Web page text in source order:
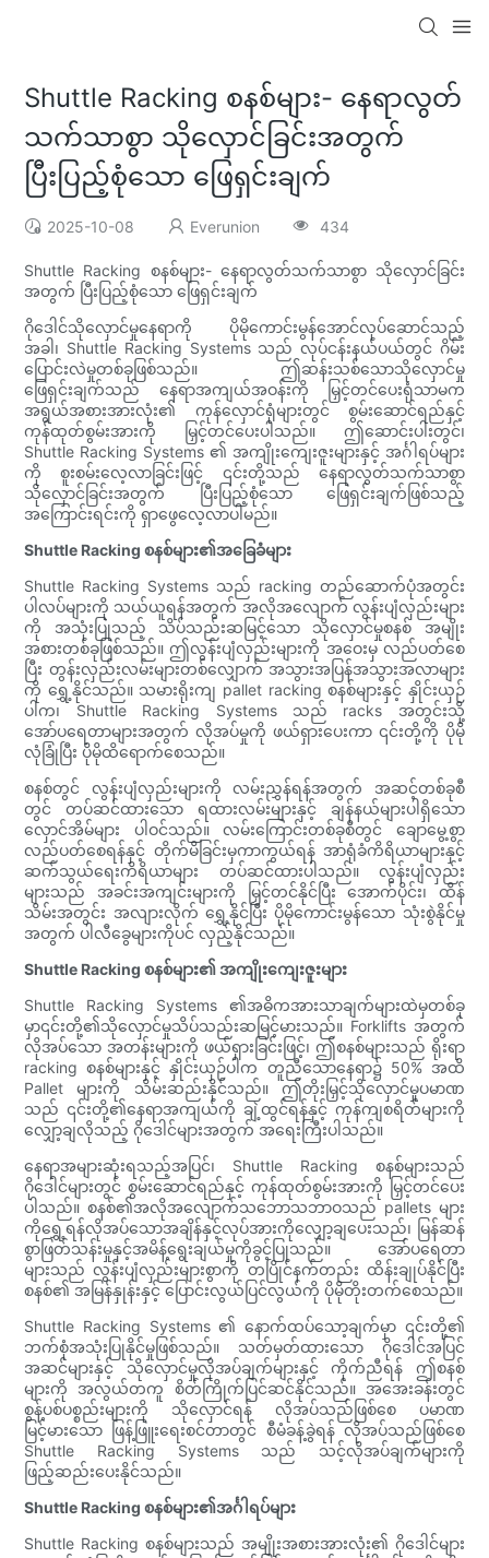
Shuttle Racking စနစ်များ- နေရာလွတ်
သက်သာစွာ သိုလှောင်ခြင်းအတွက်
ပြီးပြည့်စုံသော ဖြေရှင်းချက်
2025-10-08 Everunion 434
Shuttle Racking စနစ်များ- နေရာလွတ်သက်သာစွာ သိုလှောင်ခြင်း
အတွက် ပြီးပြည့်စုံသော ဖြေရှင်းချက်
ဂိုဒေါင်သိုလှောင်မှုနေရာကို ပိုမိုကောင်းမွန်အောင်လုပ်ဆောင်သည့်
အခါ၊ Shuttle Racking Systems သည် လုပ်ငန်းနယ်ပယ်တွင် ဂိမ်း
ပြောင်းလဲမှုတစ်ခုဖြစ်သည်။ ဤဆန်းသစ်သောသိုလှောင်မှု
ဖြေရှင်းချက်သည် နေရာအကျယ်အဝန်းကို မြှင့်တင်ပေးရုံသာမက
အရွယ်အစားအားလုံး၏ ကုန်လှောင်ရုံများတွင် စွမ်းဆောင်ရည်နှင့်
ကုန်ထုတ်စွမ်းအားကို မြှင့်တင်ပေးပါသည်။ ဤဆောင်းပါးတွင်၊
Shuttle Racking Systems ၏ အကျိုးကျေးဇူးများနှင့် အင်္ဂါရပ်များ
ကို စူးစမ်းလေ့လာခြင်းဖြင့် ၎င်းတို့သည် နေရာလွတ်သက်သာစွာ
သိုလှောင်ခြင်းအတွက် ပြီးပြည့်စုံသော ဖြေရှင်းချက်ဖြစ်သည့်
အကြောင်းရင်းကို ရှာဖွေလေ့လာပါမည်။
Shuttle Racking စနစ်များ၏အခြေခံများ
Shuttle Racking Systems သည် racking တည်ဆောက်ပုံအတွင်း
ပါလပ်များကို သယ်ယူရန်အတွက် အလိုအလျောက် လွန်းပျံလှည်းများ
ကို အသုံးပြုသည့် သိပ်သည်းဆမြင့်သော သိုလှောင်မှုစနစ် အမျိုး
အစားတစ်ခုဖြစ်သည်။ ဤလွန်းပျံလှည်းများကို အဝေးမှ လည်ပတ်စေ
ပြီး တွန်းလှည်းလမ်းများတစ်လျှောက် အသွားအပြန်အသွားအလာများ
ကို ရွှေ့နိုင်သည်။ သမားရိုးကျ pallet racking စနစ်များနှင့် နှိုင်းယှဉ်
ပါက၊ Shuttle Racking Systems သည် racks အတွင်းသို့
အော်ပရေတာများအတွက် လိုအပ်မှုကို ဖယ်ရှားပေးကာ ၎င်းတို့ကို ပိုမို
လုံခြုံပြီး ပိုမိုထိရောက်စေသည်။
စနစ်တွင် လွန်းပျံလှည်းများကို လမ်းညွှန်ရန်အတွက် အဆင့်တစ်ခုစီ
တွင် တပ်ဆင်ထားသော ရထားလမ်းများနှင့် ချန်နယ်များပါရှိသော
လှောင်အိမ်များ ပါဝင်သည်။ လမ်းကြောင်းတစ်ခုစီတွင် ချောမွေ့စွာ
လည်ပတ်စေရန်နှင့် တိုက်မိခြင်းမှကာကွယ်ရန် အာရုံခံကိရိယာများနှင့်
ဆက်သွယ်ရေးကိရိယာများ တပ်ဆင်ထားပါသည်။ လွန်းပျံလှည်း
များသည် အခင်းအကျင်းများကို မြှင့်တင်နိုင်ပြီး အောက်ပိုင်း၊ ထိန်
သိမ်းအတွင်း အလျားလိုက် ရွှေ့နိုင်ပြီး ပိုမိုကောင်းမွန်သော သုံးစွဲနိုင်မှု
အတွက် ပါလီခွေများကိုပင် လှည့်နိုင်သည်။
Shuttle Racking စနစ်များ၏ အကျိုးကျေးဇူးများ
Shuttle Racking Systems ၏အဓိကအားသာချက်များထဲမှတစ်ခု
မှာ၎င်းတို့၏သိုလှောင်မှုသိပ်သည်းဆမြင့်မားသည်။ Forklifts အတွက်
လိုအပ်သော အတန်းများကို ဖယ်ရှားခြင်းဖြင့်၊ ဤစနစ်များသည် ရိုးရာ
racking စနစ်များနှင့် နှိုင်းယှဉ်ပါက တူညီသောနေရာ၌ 50% အထိ
Pallet များကို သိမ်းဆည်းနိုင်သည်။ ဤတိုးမြှင့်သိုလှောင်မှုပမာဏ
သည် ၎င်းတို့၏နေရာအကျယ်ကို ချဲ့ထွင်ရန်နှင့် ကုန်ကျစရိတ်များကို
လျှော့ချလိုသည့် ဂိုဒေါင်များအတွက် အရေးကြီးပါသည်။
နေရာအများဆုံးရသည့်အပြင်၊ Shuttle Racking စနစ်များသည်
ဂိုဒေါင်များတွင် စွမ်းဆောင်ရည်နှင့် ကုန်ထုတ်စွမ်းအားကို မြှင့်တင်ပေး
ပါသည်။ စနစ်၏အလိုအလျောက်သဘောသဘာဝသည် pallets များ
ကိုရွှေ့ရန်လိုအပ်သောအချိန်နှင့်လုပ်အားကိုလျှော့ချပေးသည်၊ မြန်ဆန်
စွာဖြတ်သန်းမှုနှင့်အမိန့်ရွေးချယ်မှုကိုခွင့်ပြုသည်။ အော်ပရေတာ
များသည် လွန်းပျံလှည်းများစွာကို တပြိုင်နက်တည်း ထိန်းချုပ်နိုင်ပြီး
စနစ်၏ အမြန်နှုန်းနှင့် ပြောင်းလွယ်ပြင်လွယ်ကို ပိုမိုတိုးတက်စေသည်။
Shuttle Racking Systems ၏ နောက်ထပ်သော့ချက်မှာ ၎င်းတို့၏
ဘက်စုံအသုံးပြုနိုင်မှုဖြစ်သည်။ သတ်မှတ်ထားသော ဂိုဒေါင်အပြင်
အဆင်များနှင့် သိုလှောင်မှုလိုအပ်ချက်များနှင့် ကိုက်ညီရန် ဤစနစ်
များကို အလွယ်တကူ စိတ်ကြိုက်ပြင်ဆင်နိုင်သည်။ အအေးခန်းတွင်
စွန့်ပစ်ပစ္စည်းများကို သိုလှောင်ရန် လိုအပ်သည်ဖြစ်စေ ပမာဏ
မြင့်မားသော ဖြန့်ဖြူးရေးစင်တာတွင် စီမံခန့်ခွဲရန် လိုအပ်သည်ဖြစ်စေ
Shuttle Racking Systems သည် သင့်လိုအပ်ချက်များကို
ဖြည့်ဆည်းပေးနိုင်သည်။
Shuttle Racking စနစ်များ၏အင်္ဂါရပ်များ
Shuttle Racking စနစ်များသည် အမျိုးအစားအားလုံး၏ ဂိုဒေါင်များ